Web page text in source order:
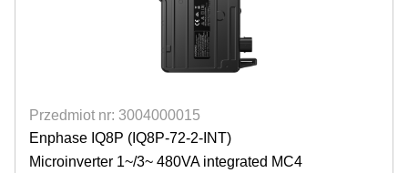
Przedmiot nr: 3004000015
Enphase IQ8P (IQ8P-72-2-INT)
Microinverter 1~/3~ 480VA integrated MC4